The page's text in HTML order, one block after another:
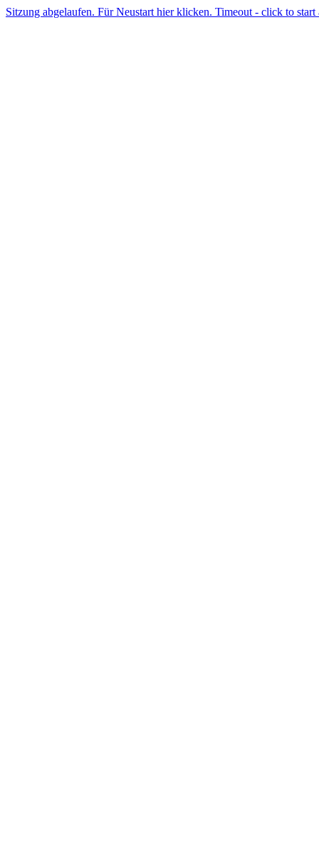
Sitzung abgelaufen. Für Neustart hier klicken. Timeout - click to start